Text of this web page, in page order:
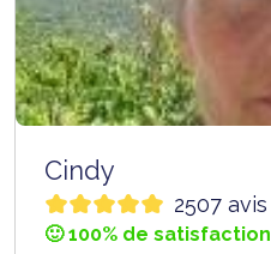
Cindy
2507 avis
🙂 100% de satisfaction